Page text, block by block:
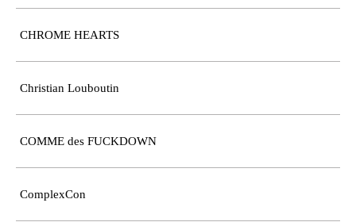
CHROME HEARTS
Christian Louboutin
COMME des FUCKDOWN
ComplexCon